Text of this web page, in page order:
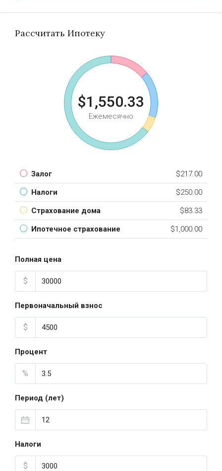
Рассчитать Ипотеку
$1,550.33
Ежемесячно
Залог $217.00
Налоги $250.00
Страхование дома $83.33
Ипотечное страхование $1,000.00
Полная цена
$
Первоначальный взнос
$
Процент
%
Период (лет)
Налоги
$